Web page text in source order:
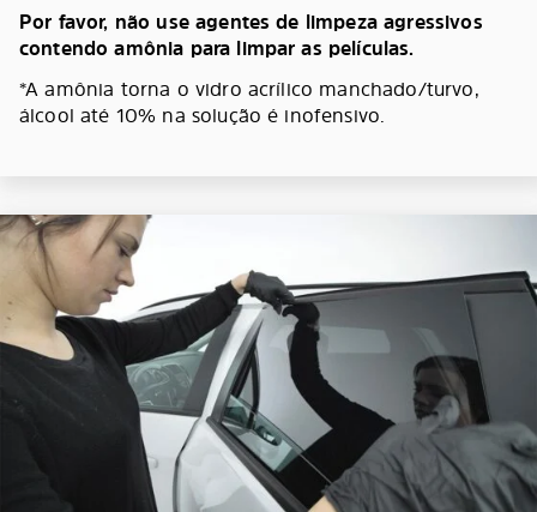
Por favor, não use agentes de limpeza agressivos
contendo amônia para limpar as películas.
*A amônia torna o vidro acrílico manchado/turvo,
álcool até 10% na solução é inofensivo.